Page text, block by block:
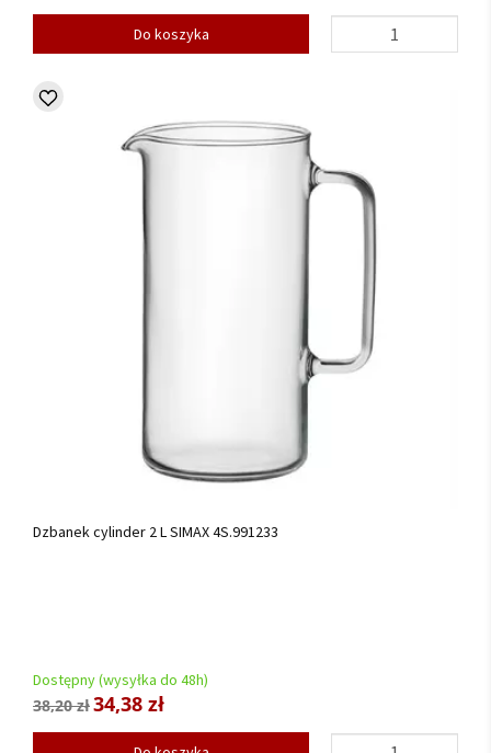
Do koszyka
Dzbanek cylinder 2 L SIMAX 4S.991233
Dostępny (wysyłka do 48h)
38,20 zł34,38 zł